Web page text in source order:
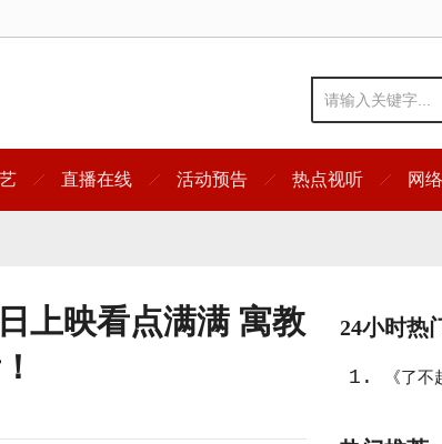
直播在线 活动预告 热点视听 网
上映看点满满 寓教
24小时热
1. 《了